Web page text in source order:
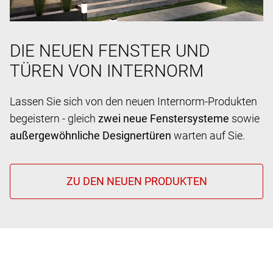
DIE NEUEN FENSTER UND
TÜREN VON INTERNORM
Lassen Sie sich von den neuen Internorm-Produkten
begeistern - gleich zwei neue Fenstersysteme sowie
außergewöhnliche Designertüren warten auf Sie.